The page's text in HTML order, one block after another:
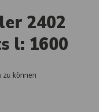
2402
l: 1600
zu können